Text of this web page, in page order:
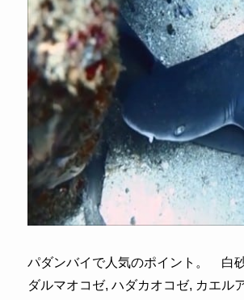
パダンバイで人気のポイント。 白
ダルマオコゼ, ハダカオコゼ, カエ